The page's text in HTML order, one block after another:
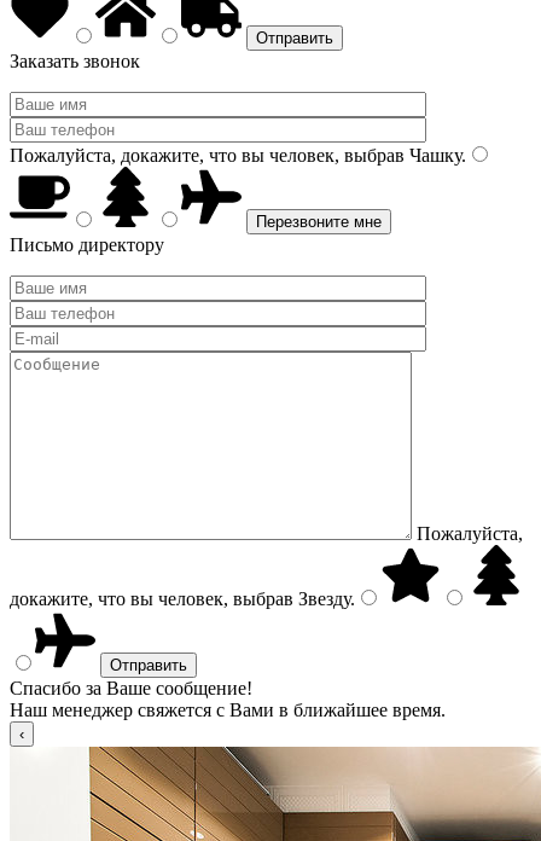
Заказать звонок
Пожалуйста, докажите, что вы человек, выбрав Чашку.
Письмо директору
Пожалуйста,
докажите, что вы человек, выбрав Звезду.
Спасибо за Ваше сообщение!
Наш менеджер свяжется с Вами в ближайшее время.